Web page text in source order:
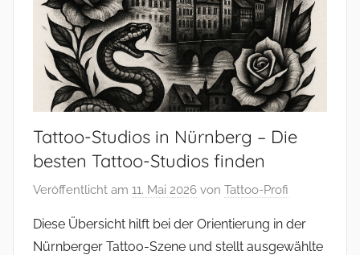
mit-
Stich.de
Tattoo-Studios in Nürnberg – Die
besten Tattoo-Studios finden
Veröffentlicht am 11. Mai 2026 von Tattoo-Profi
Diese Übersicht hilft bei der Orientierung in der
Nürnberger Tattoo-Szene und stellt ausgewählte